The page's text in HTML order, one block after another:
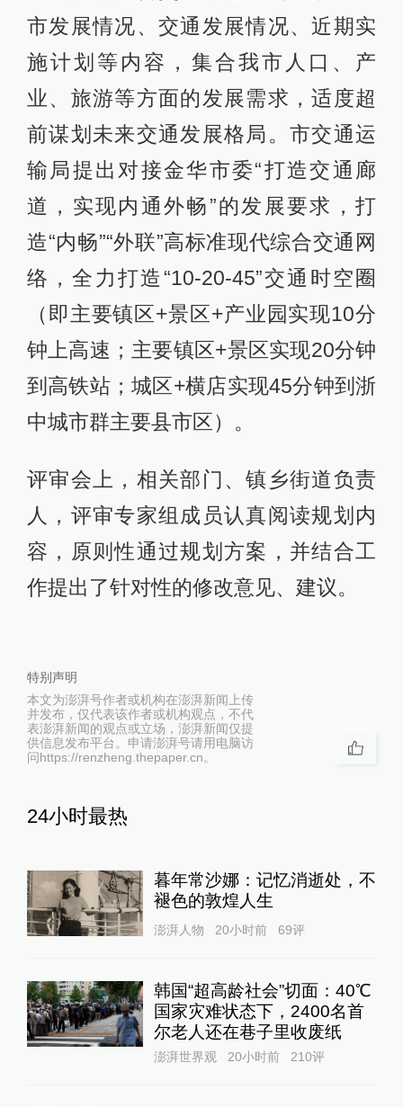
市发展情况、交通发展情况、近期实
施计划等内容，集合我市人口、产
业、旅游等方面的发展需求，适度超
前谋划未来交通发展格局。市交通运
输局提出对接金华市委“打造交通廊
道，实现内通外畅”的发展要求，打
造“内畅”“外联”高标准现代综合交通网
络，全力打造“10-20-45”交通时空圈
（即主要镇区+景区+产业园实现10分
钟上高速；主要镇区+景区实现20分钟
到高铁站；城区+横店实现45分钟到浙
中城市群主要县市区）。
评审会上，相关部门、镇乡街道负责
人，评审专家组成员认真阅读规划内
容，原则性通过规划方案，并结合工
作提出了针对性的修改意见、建议。
特别声明
本文为澎湃号作者或机构在澎湃新闻上传
并发布，仅代表该作者或机构观点，不代
表澎湃新闻的观点或立场，澎湃新闻仅提
供信息发布平台。申请澎湃号请用电脑访
问https://renzheng.thepaper.cn。
24小时最热
暮年常沙娜：记忆消逝处，不
褪色的敦煌人生
澎湃人物 20小时前 69评
韩国“超高龄社会”切面：40℃
国家灾难状态下，2400名首
尔老人还在巷子里收废纸
澎湃世界观 20小时前 210评